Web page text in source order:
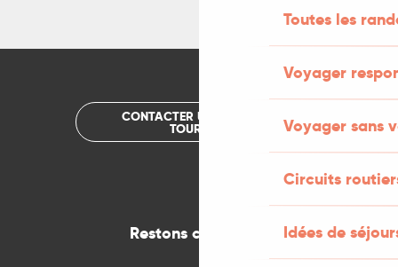
Toutes les
Voyager
Voyager sans
Circuits
Idées de
CONTACTER UN OFFICE DE
TOURISME
Restons connectés